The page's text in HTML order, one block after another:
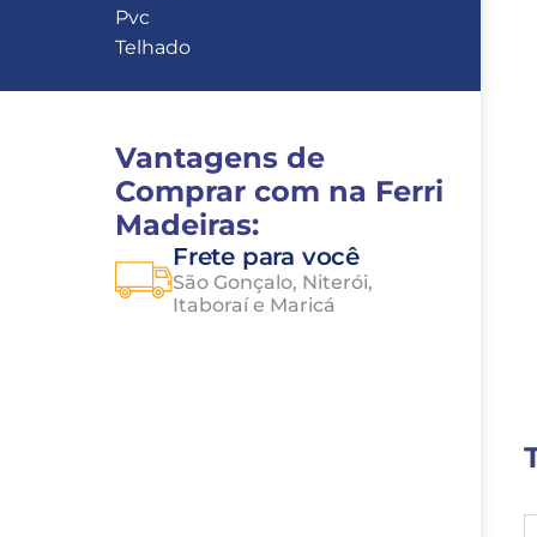
Pvc
Telhado
Vantagens de
Comprar com na Ferri
Madeiras:
Frete para você
São Gonçalo, Niterói,
Itaboraí e Maricá